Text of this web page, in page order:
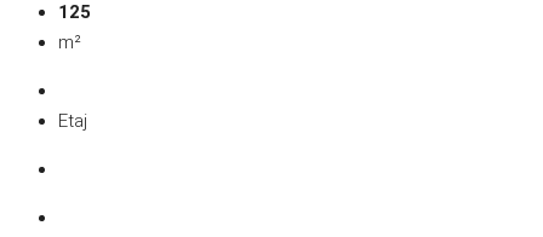
125
m²
Etaj